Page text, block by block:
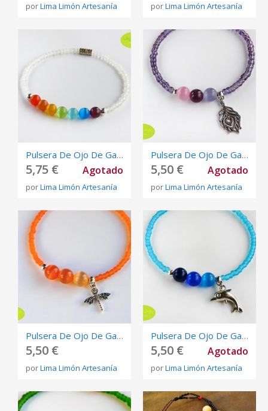
porLima Limón Artesanía porLima Limón Artesanía
Pulsera De Ojo De Gato Arcoíris
5,75 € Agotado
porLima Limón Artesanía
Pulsera De Ojo De Gato Y Pluma
5,50 € Agotado
porLima Limón Artesanía
Pulsera De Ojo De Gato Y Libélula
5,50 €
porLima Limón Artesanía
Pulsera De Ojo De Gato Y Delfín
5,50 € Agotado
porLima Limón Artesanía